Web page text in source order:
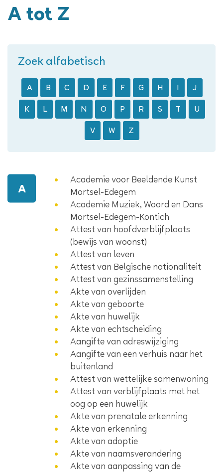
A tot Z
A
Academie voor Beeldende Kunst
Mortsel-Edegem
Academie Muziek, Woord en Dans
Mortsel-Edegem-Kontich
Attest van hoofdverblijfplaats
(bewijs van woonst)
Attest van leven
Attest van Belgische nationaliteit
Attest van gezinssamenstelling
Akte van overlijden
Akte van geboorte
Akte van huwelijk
Akte van echtscheiding
Aangifte van adreswijziging
Aangifte van een verhuis naar het
buitenland
Attest van wettelijke samenwoning
Attest van verblijfplaats met het
oog op een huwelijk
Akte van prenatale erkenning
Akte van erkenning
Akte van adoptie
Akte van naamsverandering
Akte van aanpassing van de
Zoek alfabetisch
A B C D E F G H I J
K L M N O P R S T U
V W Z